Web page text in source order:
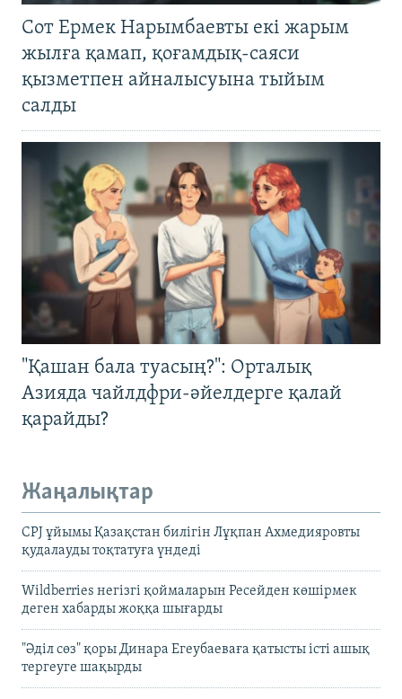
Сот Ермек Нарымбаевты екі жарым
жылға қамап, қоғамдық-саяси
қызметпен айналысуына тыйым
салды
"Қашан бала туасың?": Орталық
Азияда чайлдфри-әйелдерге қалай
қарайды?
Жаңалықтар
CPJ ұйымы Қазақстан билігін Лұқпан Ахмедияровты
қудалауды тоқтатуға үндеді
Wildberries негізгі қоймаларын Ресейден көшірмек
деген хабарды жоққа шығарды
"Әділ сөз" қоры Динара Егеубаеваға қатысты істі ашық
тергеуге шақырды